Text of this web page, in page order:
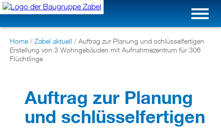
Home / Zabel aktuell / Auftrag zur Planung und schlüsselfertigen
Erstellung von 3 Wohngebäuden mit Aufnahmezentrum für 306
Flüchtlinge
Auftrag zur Planung
und schlüsselfertigen